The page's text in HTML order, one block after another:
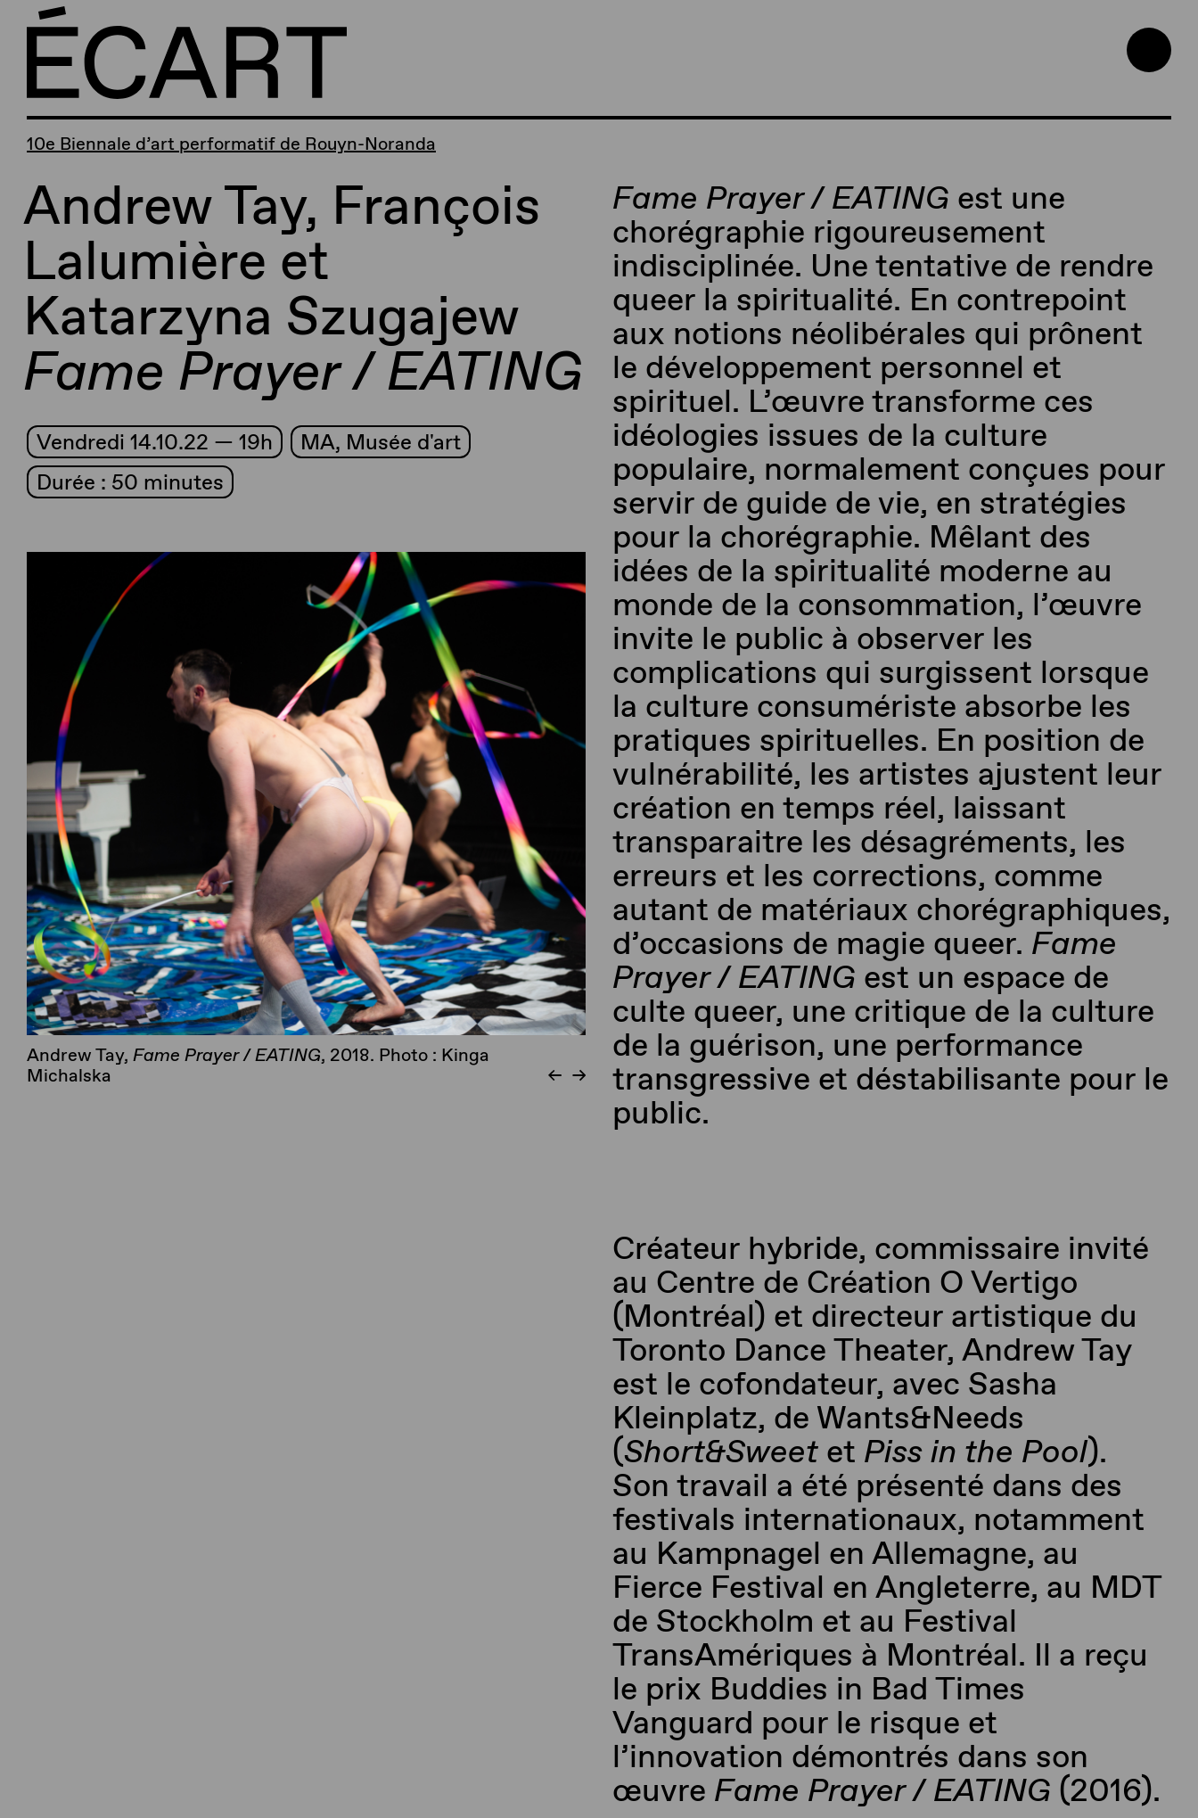
10e Biennale d’art performatif de Rouyn-Noranda
Andrew Tay, François
Lalumière et
Katarzyna Szugajew
Fame Prayer / EATING
Vendredi 14.10.22 — 19h
MA, Musée d'art
Durée : 50 minutes
Andrew Tay, Fame Prayer / EATING, 2018. Photo : Kinga
Michalska
Fame Prayer/ EATING est une
chorégraphie rigoureusement
indisciplinée. Une tentative de rendre
queer la spiritualité. En contrepoint
aux notions néolibérales qui prônent
le développement personnel et
spirituel. L’œuvre transforme ces
idéologies issues de la culture
populaire, normalement conçues pour
servir de guide de vie, en stratégies
pour la chorégraphie. Mêlant des
idées de la spiritualité moderne au
monde de la consommation, l’œuvre
invite le public à observer les
complications qui surgissent lorsque
la culture consumériste absorbe les
pratiques spirituelles. En position de
vulnérabilité, les artistes ajustent leur
création en temps réel, laissant
transparaitre les désagréments, les
erreurs et les corrections, comme
autant de matériaux chorégraphiques,
d’occasions de magie queer. Fame
Prayer/ EATING est un espace de
culte queer, une critique de la culture
de la guérison, une performance
transgressive et déstabilisante pour le
public.
Créateur hybride, commissaire invité
au Centre de Création O Vertigo
(Montréal) et directeur artistique du
Toronto DanceTheater, Andrew Tay
est le cofondateur, avec Sasha
Kleinplatz, de Wants&Needs
(Short&Sweet et Pissin the Pool).
Son travail a été présenté dans des
festivals internationaux, notamment
au Kampnagel en Allemagne, au
Fierce Festival en Angleterre, au MDT
de Stockholm et au Festival
TransAmériques à Montréal. Il a reçu
le prix Buddies in Bad Times
Vanguard pour le risque et
l’innovation démontrés dans son
œuvre Fame Prayer/ EATING (2016).